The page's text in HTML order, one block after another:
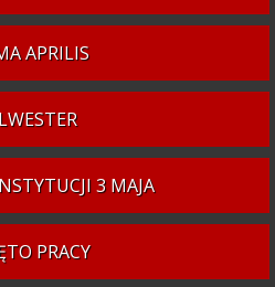
APRILIS
3 MAJA
PRACY